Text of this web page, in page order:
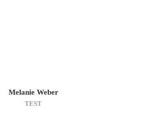
Melanie Weber
TEST